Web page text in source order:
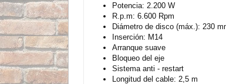
Potencia: 2.200 W
R.p.m: 6.600 Rpm
Diámetro de disco (máx.): 230
Inserción: M14
Arranque suave
Bloqueo del eje
Sistema anti - restart
Longitud del cable: 2,5 m